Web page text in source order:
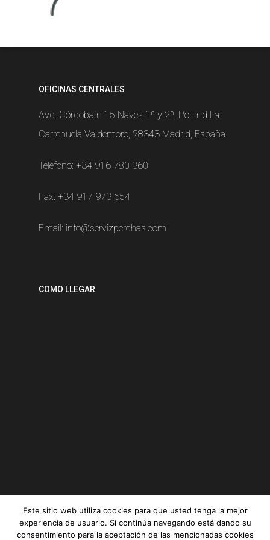
OFICINAS CENTRALES
Avd. Córdoba n 15 Naves 1º y 2º, Pol Ind La
Carrehuela Valdemoro, 28343 Madrid, España
Teléfono: +34 916 780 360
Fax: +34 917 973 654
Email: info@servizperchas.com
COMO LLEGAR
Serviz © All rights reserved |Aviso legal|Política de
Este sitio web utiliza cookies para que usted tenga la mejor
experiencia de usuario. Si continúa navegando está dando su
consentimiento para la aceptación de las mencionadas cookies